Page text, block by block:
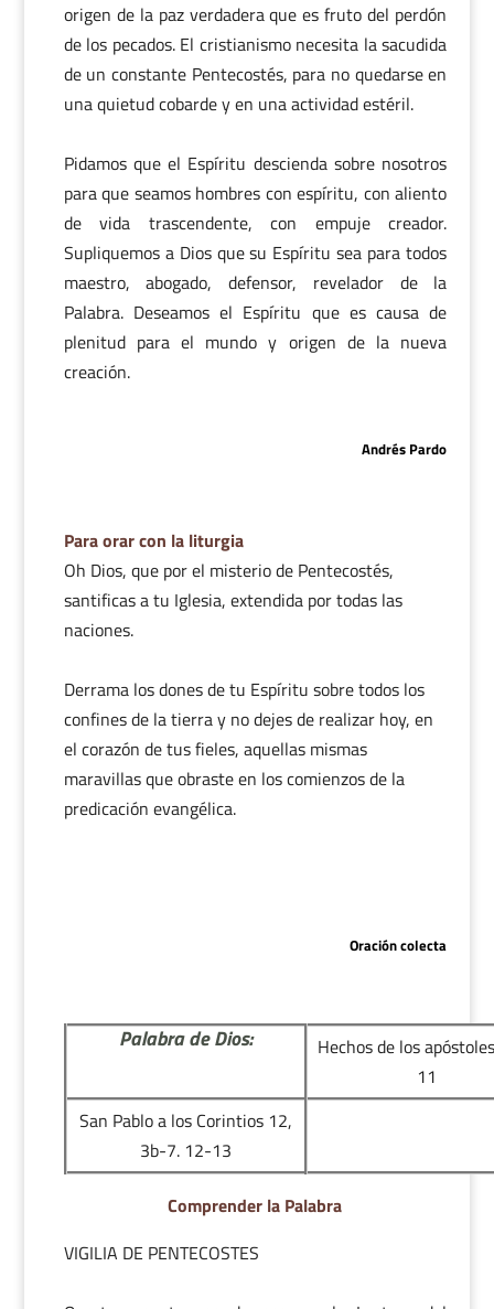
origen de la paz verdadera que es fruto del perdón
de los pecados. El cristianismo necesita la sacudida
de un constante Pentecostés, para no quedarse en
una quietud cobarde y en una actividad estéril.
Pidamos que el Espíritu descienda sobre nosotros
para que seamos hombres con espíritu, con aliento
de vida trascendente, con empuje creador.
Supliquemos a Dios que su Espíritu sea para todos
maestro, abogado, defensor, revelador de la
Palabra. Deseamos el Espíritu que es causa de
plenitud para el mundo y origen de la nueva
creación.
Andrés Pardo
Para orar con la liturgia
Oh Dios, que por el misterio de Pentecostés,
santificas a tu Iglesia, extendida por todas las
naciones.
Derrama los dones de tu Espíritu sobre todos los
confines de la tierra y no dejes de realizar hoy, en
el corazón de tus fieles, aquellas mismas
maravillas que obraste en los comienzos de la
predicación evangélica.
Oración colecta
Palabra de Dios:
Hechos de los
11
San Pablo a los Corintios 12,
3b-7. 12-13
Comprender la Palabra
VIGILIA DE PENTECOSTES